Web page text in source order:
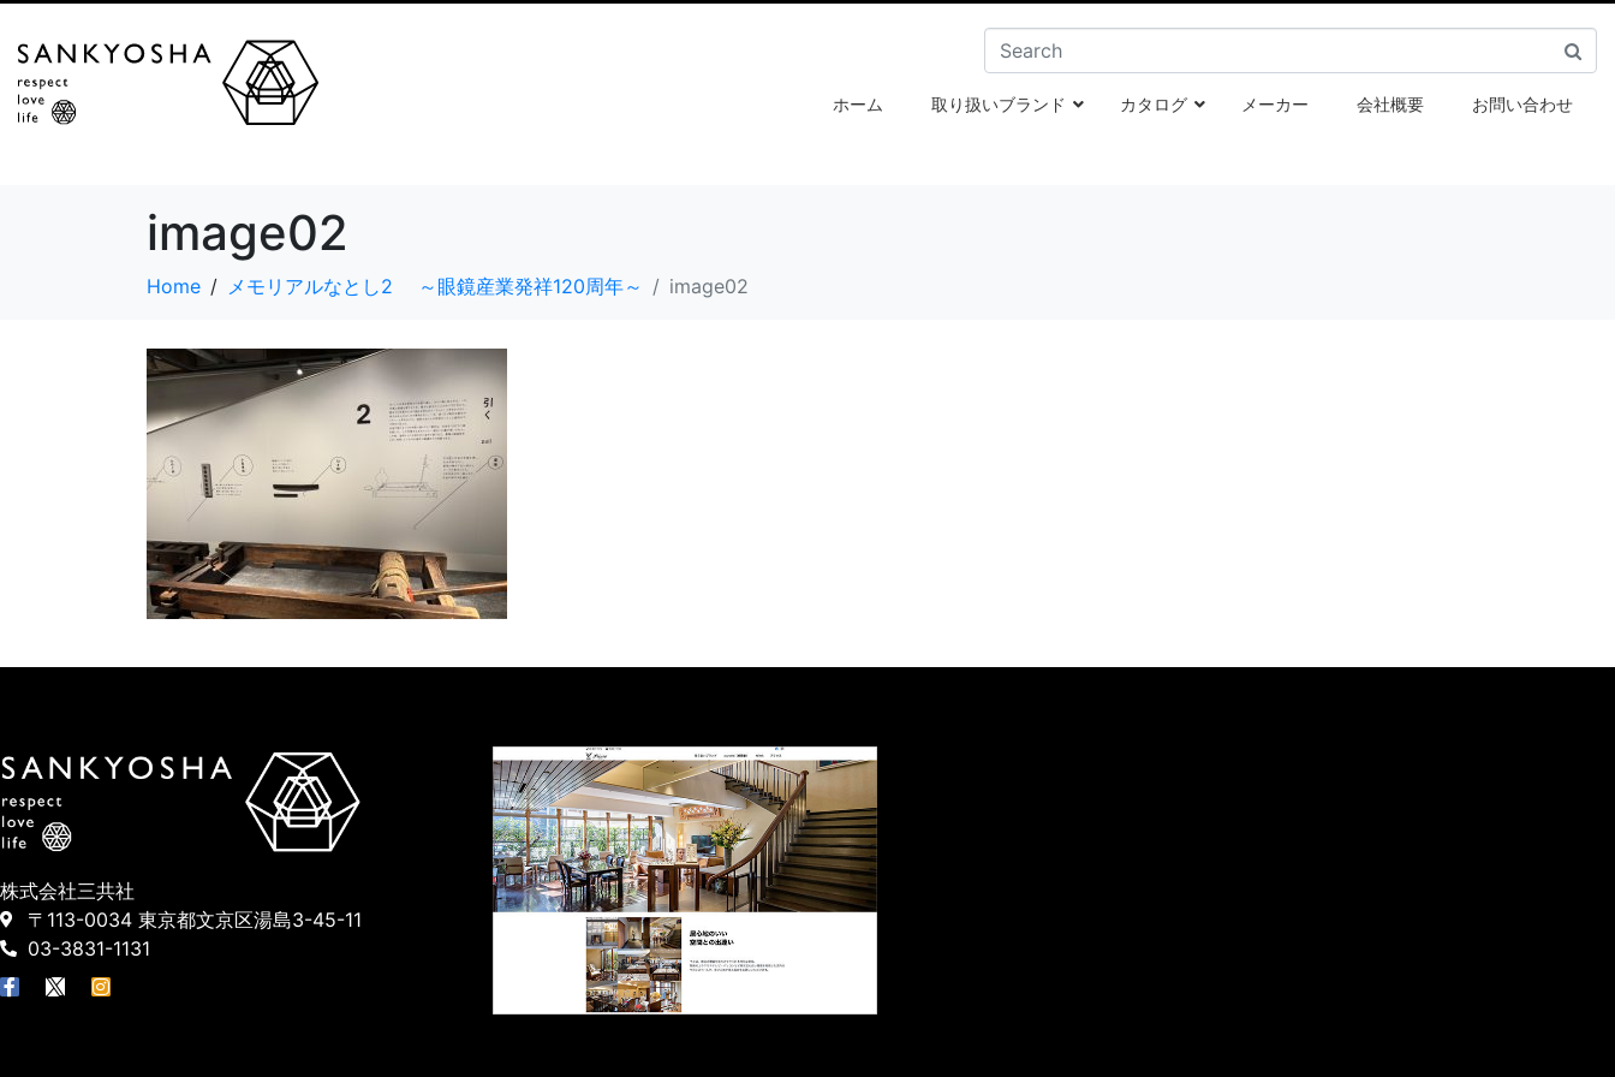
ホーム 取り扱いブランド カタログ メーカー 会社概要 お問い合わせ
image02
Home メモリアルなとし2 ～眼鏡産業発祥120周年～ image02
株式会社三共社
〒113-0034 東京都文京区湯島3-45-11
03-3831-1131